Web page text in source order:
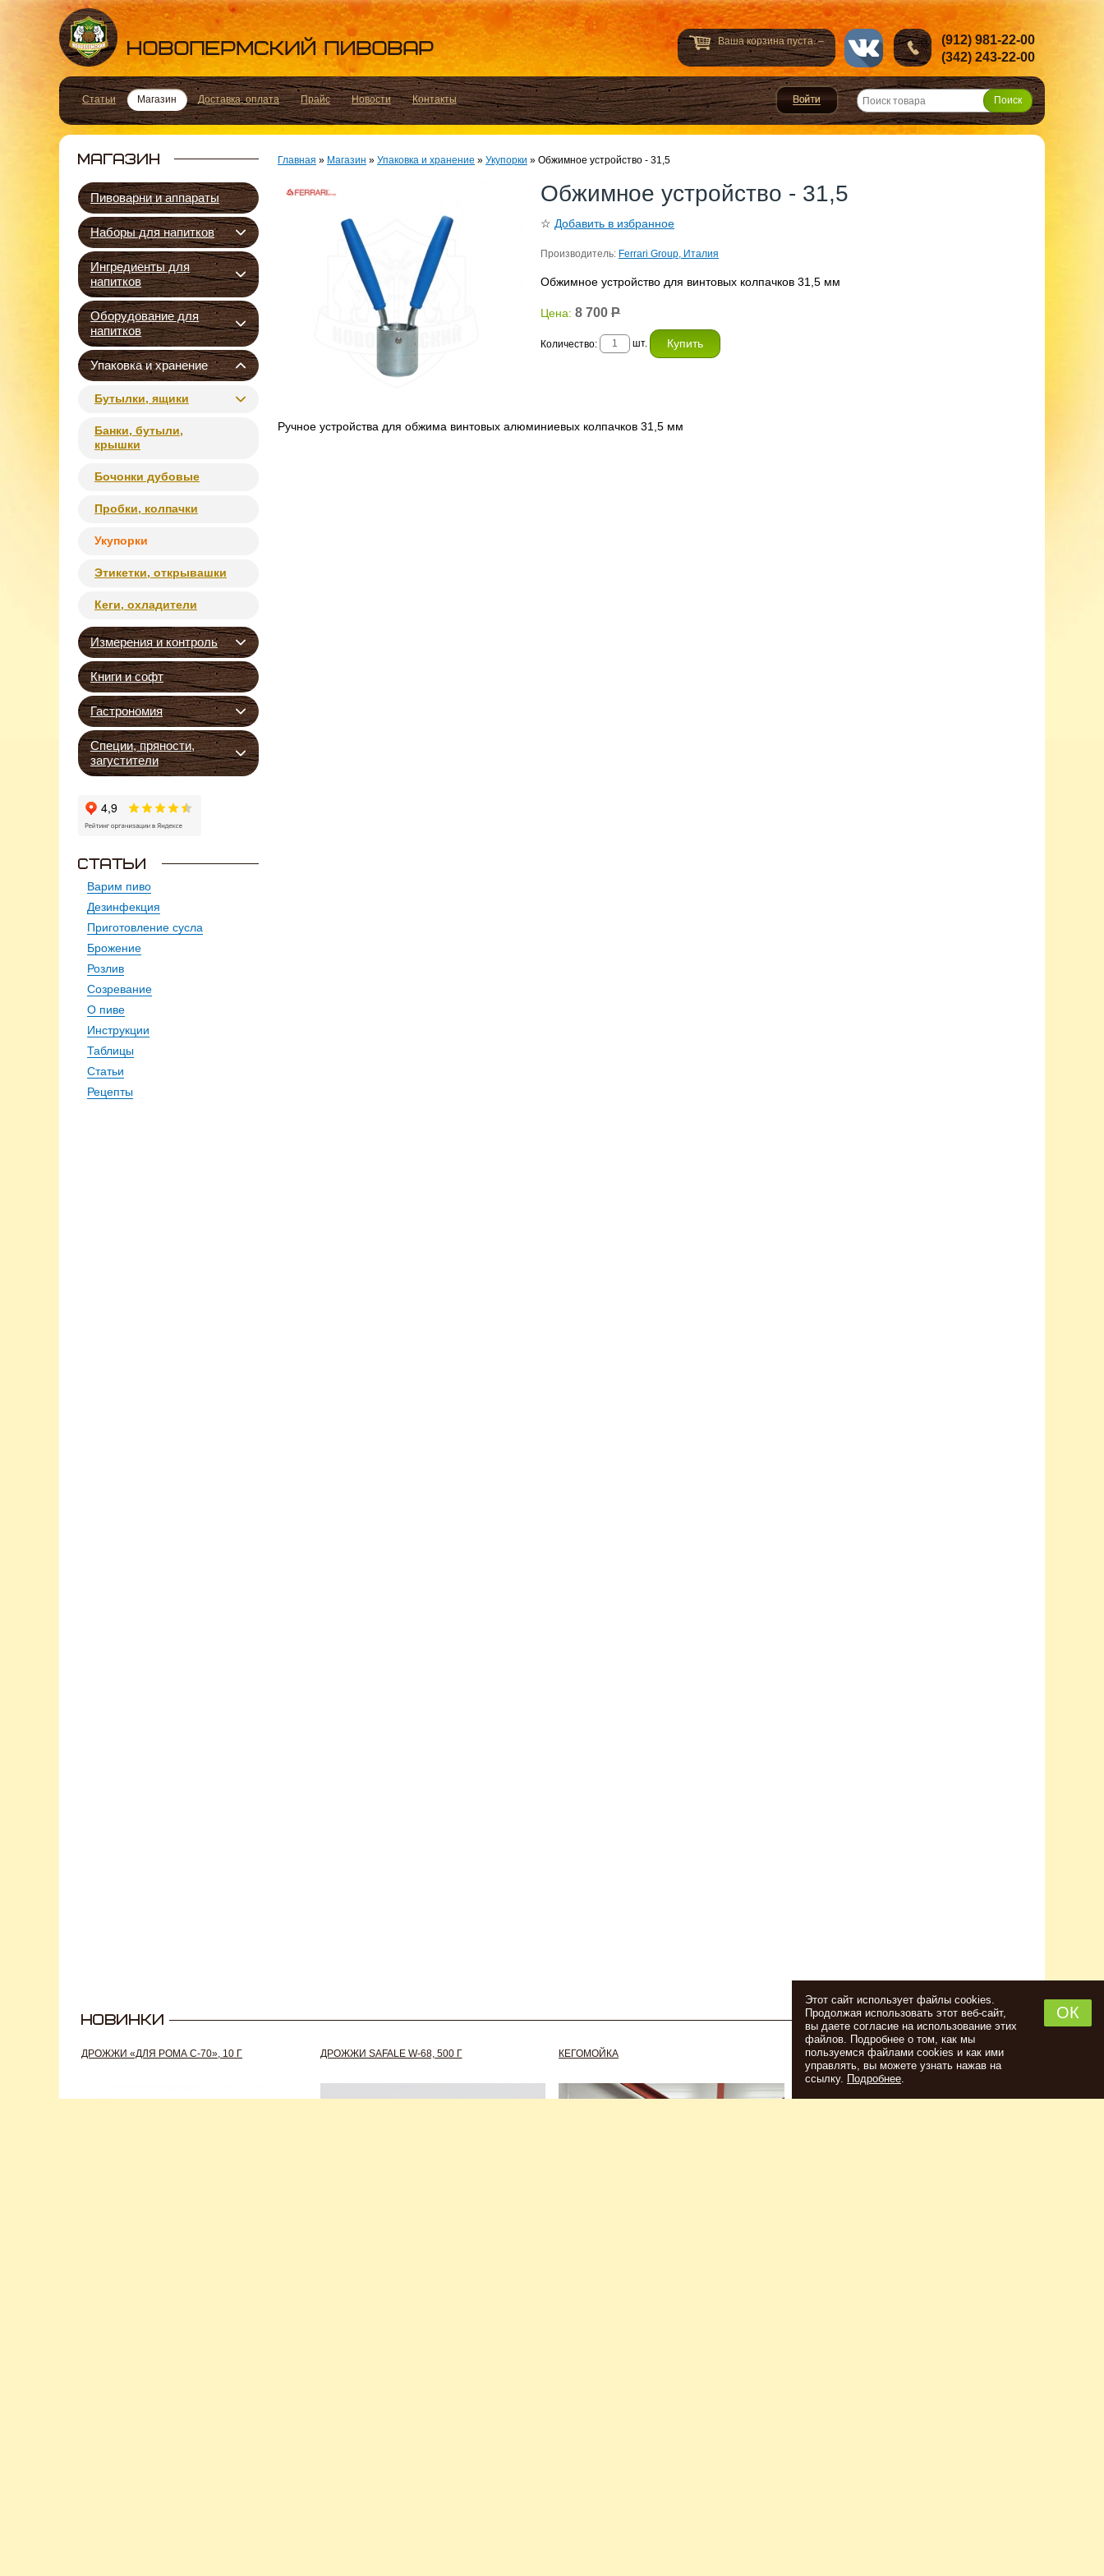
Ваша корзина пуста. –
(912) 981-22-00
(342) 243-22-00
Статьи Магазин Доставка, оплата Прайс Новости Контакты
Пивоварни и аппараты
Наборы для напитков
Ингредиенты для
напитков
Оборудование для
напитков
Упаковка и хранение
Бутылки, ящики
Банки, бутыли,
крышки
Бочонки дубовые
Пробки, колпачки
Укупорки
Этикетки, открывашки
Кеги, охладители
Измерения и контроль
Книги и софт
Гастрономия
Специи, пряности,
загустители
Варим пиво
Дезинфекция
Приготовление сусла
Брожение
Розлив
Созревание
О пиве
Инструкции
Таблицы
Статьи
Рецепты
Главная » Магазин » Упаковка и хранение » Укупорки » Обжимное устройство - 31,5
Обжимное устройство - 31,5
☆ Добавить в избранное
Производитель: Ferrari Group, Италия
Обжимное устройство для винтовых колпачков 31,5 мм
Цена: 8 700 Р
Количество: шт.
Ручное устройства для обжима винтовых алюминиевых колпачков 31,5 мм
ДРОЖЖИ «ДЛЯ РОМА C-70», 10 Г ДРОЖЖИ SAFALE W-68, 500 Г КЕГОМОЙКА
НАБОР ТРАВ И СПЕЦИЙ ШОТЛАНДСКИЙ
ВИСКИ
Этот сайт использует файлы cookies.
Продолжая использовать этот веб-сайт,
вы даете согласие на использование этих
файлов. Подробнее о том, как мы
пользуемся файлами cookies и как ими
управлять, вы можете узнать нажав на
ссылку. Подробнее
ОК